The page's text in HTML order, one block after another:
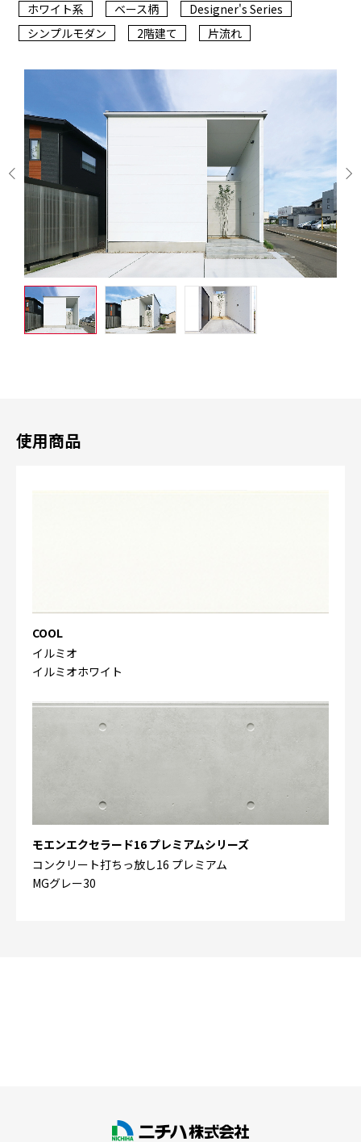
ホワイト系
ベース柄
Designer's Series
シンプルモダン
2階建て 片流れ
使用商品
COOL
イルミオ
イルミオホワイト
モエンエクセラード16 プレミアムシリーズ
コンクリート打ちっ放し16 プレミアム
MGグレー30